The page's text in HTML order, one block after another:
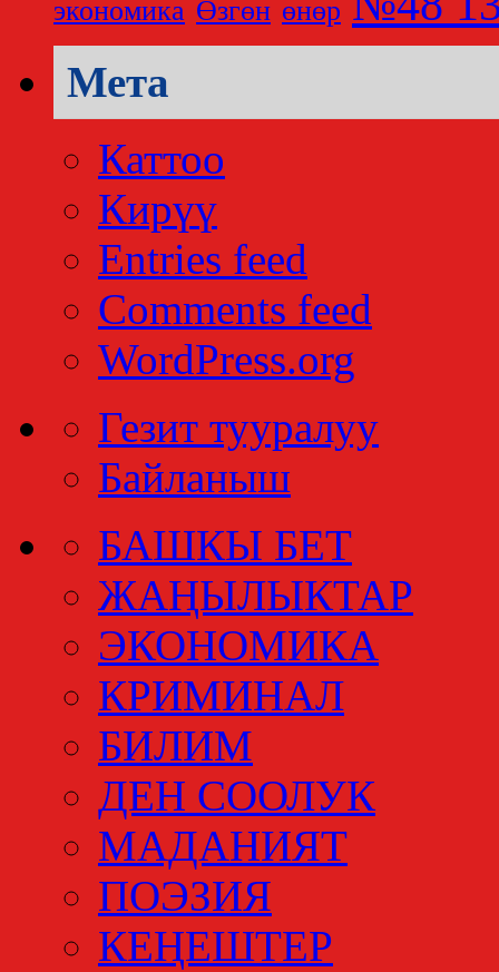
экономика Өзгөн өнөр
Мета
Каттоо
Кирүү
Entries feed
Comments feed
WordPress.org
Гезит тууралуу
Байланыш
БАШКЫ БЕТ
ЖАҢЫЛЫКТАР
ЭКОНОМИКА
КРИМИНАЛ
БИЛИМ
ДЕН СООЛУК
МАДАНИЯТ
ПОЭЗИЯ
КЕҢЕШТЕР